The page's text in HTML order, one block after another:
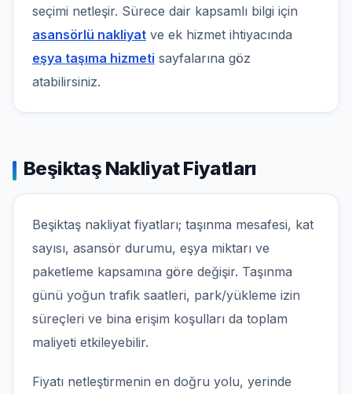
seçimi netleşir. Sürece dair kapsamlı bilgi için
asansörlü nakliyat ve ek hizmet ihtiyacında
eşya taşıma hizmeti sayfalarına göz
atabilirsiniz.
Beşiktaş Nakliyat Fiyatları
Beşiktaş nakliyat fiyatları; taşınma mesafesi, kat
sayısı, asansör durumu, eşya miktarı ve
paketleme kapsamına göre değişir. Taşınma
günü yoğun trafik saatleri, park/yükleme izin
süreçleri ve bina erişim koşulları da toplam
maliyeti etkileyebilir.
Fiyatı netleştirmenin en doğru yolu, yerinde